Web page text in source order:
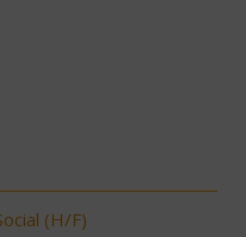
(H/F)